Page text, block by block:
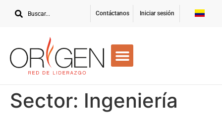
Contáctanos Iniciar sesión
Sector: Ingeniería